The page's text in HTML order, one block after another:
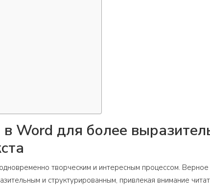
Word для более
творческим и интересным процессом. Верное
и структурированным, привлекая внимание